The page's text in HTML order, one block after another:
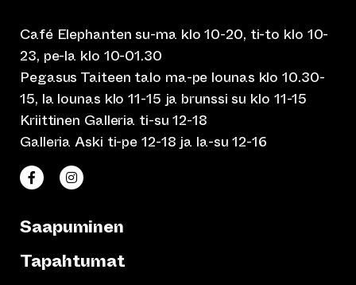
Café Elephanten su-ma klo 10-20, ti-to klo 10-
23, pe-la klo 10-01.30
Pegasus Taiteen talo ma-pe lounas klo 10.30-
15, la lounas klo 11-15 ja brunssi su klo 11-15
Kriittinen Galleria ti-su 12-18
Galleria Aski ti-pe 12-18 ja la-su 12-16
Taiteen talo Facebookissa
(siirtyy toiseen verkkopalveluun)
Taiteen talo Instagramissa
(siirtyy toiseen verkkopalveluun)
Saapuminen
Tapahtumat